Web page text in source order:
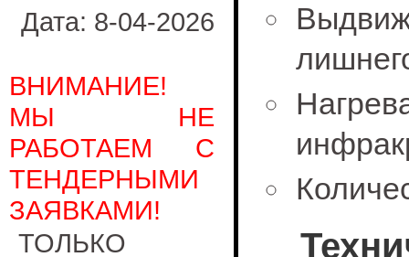
Дата: 8-04-2026
ВНИМАНИЕ!
МЫ НЕ
РАБОТАЕМ С
ТЕНДЕРНЫМИ
ЗАЯВКАМИ!
ТОЛЬКО